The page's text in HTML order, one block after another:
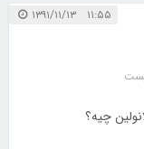
۱۱:۵۵ ۱۳۹۱/۱۱/۱۳
چیه؟